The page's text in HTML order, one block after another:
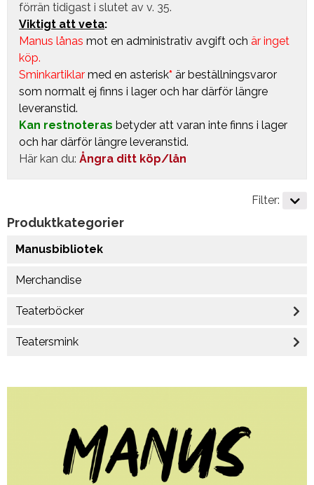
förrän tidigast i slutet av v. 35.
Viktigt att veta:
Manus lånas mot en administrativ avgift och är inget
köp.
Sminkartiklar med en asterisk* är beställningsvaror
som normalt ej finns i lager och har därför längre
leveranstid.
Kan restnoteras betyder att varan inte finns i lager
och har därför längre leveranstid.
Här kan du: Ångra ditt köp/lån
Produktkategorier
Manusbibliotek
Merchandise
Teaterböcker
Teatersmink
Filter: